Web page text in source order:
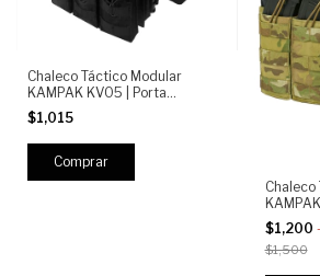
Chaleco Táctico Modular
KAMPAK KV05 | Porta
Cargadores MOLLE | Bolsas
Laterales Médicas | Ajustable y
Expandible
$1,015
Placas
$1,200 -
$1,500